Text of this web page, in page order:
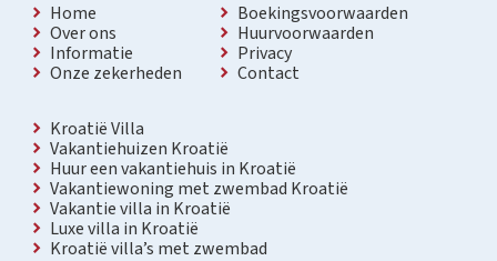
Home
Over ons
Informatie
Onze zekerheden
Boekingsvoorwaarden
Huurvoorwaarden
Privacy
Contact
Kroatië Villa
Vakantiehuizen Kroatië
Huur een vakantiehuis in Kroatië
Vakantiewoning met zwembad Kroatië
Vakantie villa in Kroatië
Luxe villa in Kroatië
Kroatië villa’s met zwembad